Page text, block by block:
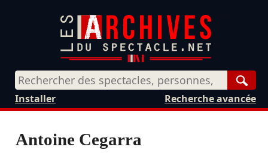
Recherche avancée
Installer
Antoine Cegarra